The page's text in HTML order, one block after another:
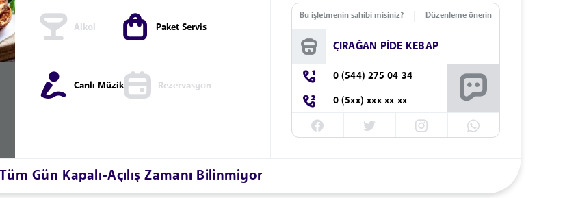
Alkol Paket Servis
Canlı Müzik Rezervasyon
Bu işletmenin sahibi misiniz? Düzenleme önerin
ÇIRAĞAN PİDE KEBAP
0 (544) 275 04 34
0 (5xx) xxx xx xx
Tüm Gün Kapalı-Açılış Zamanı Bilinmiyor